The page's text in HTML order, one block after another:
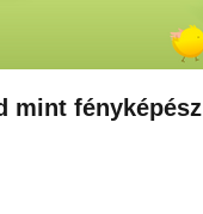
mint fényképész